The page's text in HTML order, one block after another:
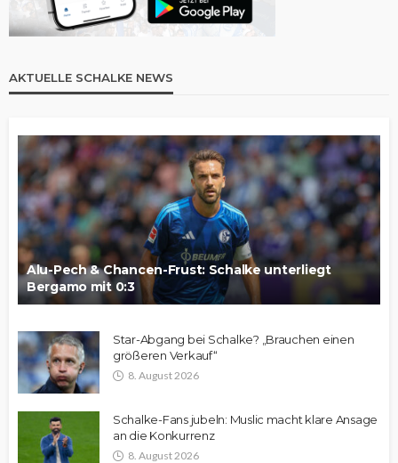
AKTUELLE SCHALKE NEWS
Alu-Pech & Chancen-Frust: Schalke unterliegt
Bergamo mit 0:3
Star-Abgang bei Schalke? „Brauchen einen
größeren Verkauf“
8. August 2026
Schalke-Fans jubeln: Muslic macht klare Ansage
an die Konkurrenz
8. August 2026